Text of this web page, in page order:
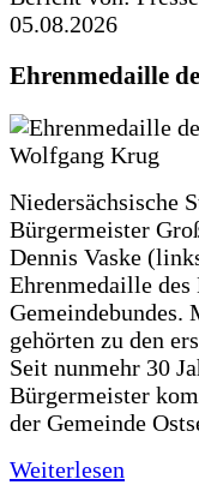
05.08.2026
Ehrenmedaille
Niedersächsische
Bürgermeister
Dennis Vaske
Ehrenmedaille des
gehörten zu den
Seit nunmehr 30
Bürgermeister
der Gemeinde
Weiterlesen